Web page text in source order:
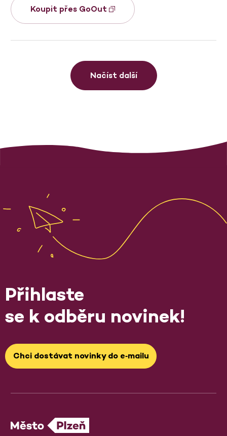
Koupit přes GoOut
Načíst další
Přihlaste
se k odběru novinek!
Chci dostávat novinky do e‑mailu